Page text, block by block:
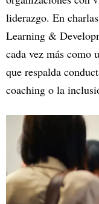
liderazgo. En
Learning &
cada vez más como
que respalda
coaching o la